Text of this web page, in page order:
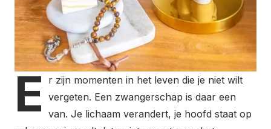
E
r zijn momenten in het leven die je niet wilt
vergeten. Een zwangerschap is daar een
van. Je lichaam verandert, je hoofd staat op